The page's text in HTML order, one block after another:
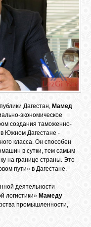
Дагестан, Мамед
экономическое
создания таможенно-
в Южном Дагестане -
класса. Он способен
в сутки, тем самым
на границе страны. Это
пути» в Дагестане.
деятельности
логистики» Мамеду
промышленности,